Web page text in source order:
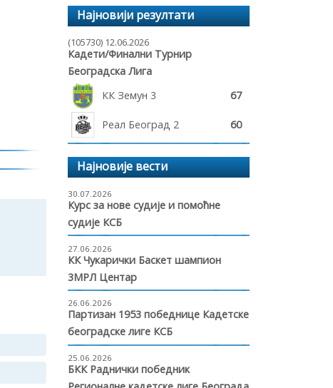
Најновији резултати
(105730) 12.06.2026
Кадети/Финални Турнир
Београдска Лига
КК Земун 3
67
Реал Београд 2 60
Најновије вести
30.07.2026
Курс за нове судије и помоћне
судије КСБ
27.06.2026
КК Чукарички Баскет шампион
3МРЛ Центар
26.06.2026
Партизан 1953 победнице Кадетске
београдске лиге КСБ
25.06.2026
БКК Раднички победник